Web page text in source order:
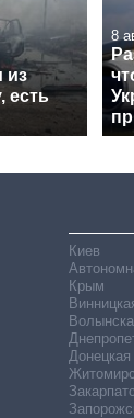
из
есть
8
Киев
Крым
Донецкая